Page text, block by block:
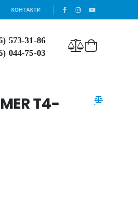
КОНТАКТИ
573-31-86
044-75-03
T4-